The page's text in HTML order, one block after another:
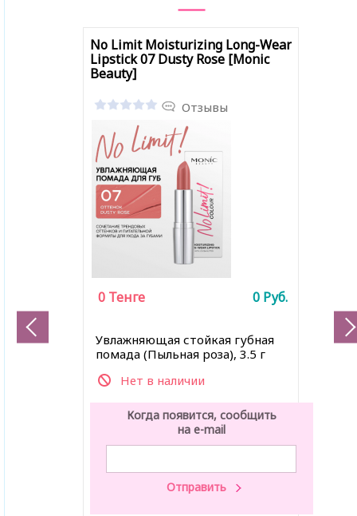
No Limit Moisturizing Long-Wear
Lipstick 07 Dusty Rose [Monic
Beauty]
Отзывы
Увлажняющая стойкая губная
помада (Пыльная роза), 3.5 г
Нет в наличии
0 Тенге 0 Руб.
Когда появится, сообщить
на e-mail